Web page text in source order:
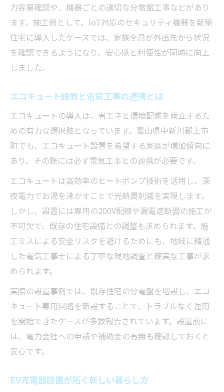
力容量確認や、機器ごとの適切な分電盤工事などがあり
ます。施工例として、IoT対応のセキュリティ機器を新築
住宅に導入したケースでは、家族全員が外出先から状況
を確認できるようになり、安心感と利便性が同時に向上
しました。
エコキュート設置と電気工事の連携とは
エコキュートの導入は、省エネと環境配慮を両立するた
めの有力な選択肢となっています。富山県中新川郡上市
町でも、エコキュート設置を希望する家庭が増加傾向に
あり、その際には必ず電気工事との連携が必要です。
エコキュートは高効率のヒートポンプ技術を活用し、深
夜電力でお湯を沸かすことで光熱費削減を実現します。
しかし、設置には専用の200V配線や漏電遮断器の施工が
不可欠で、既存の住宅設備との調整も求められます。施
工ミスによる安全リスクを避けるためにも、地域に精通
した電気工事士による丁寧な現地調査と確実な工事が求
められます。
実際の設置事例では、既存住宅の分電盤を増設し、エコ
キュート専用回路を新設することで、トラブルなく運用
を開始できたケースが多数報告されています。設置前に
は、電力会社への申請や補助金の有無も確認しておくと
安心です。
EV充電器設置が拓く新しい暮らし方